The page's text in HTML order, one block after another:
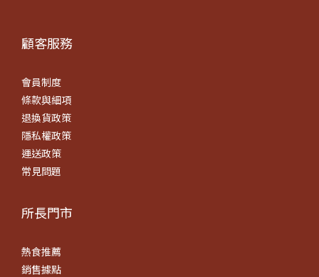
顧客服務
會員制度
條款與細項
退換貨政策
隱私權政策
運送政策
常見問題
所長門市
熱食推薦
銷售據點